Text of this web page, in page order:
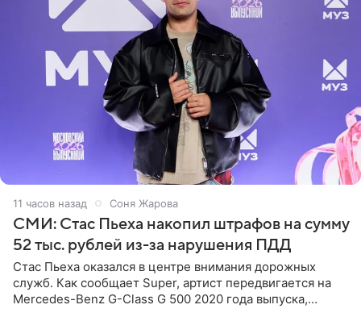
11 часов назад Соня Жарова
СМИ: Стас Пьеха накопил штрафов на сумму
52 тыс. рублей из-за нарушения ПДД
Стас Пьеха оказался в центре внимания дорожных
служб. Как сообщает Super, артист передвигается на
Mercedes-Benz G-Class G 500 2020 года выпуска,